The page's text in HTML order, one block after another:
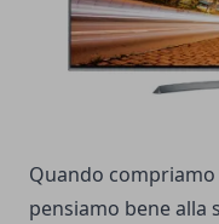
Quando compriamo
pensiamo bene alla